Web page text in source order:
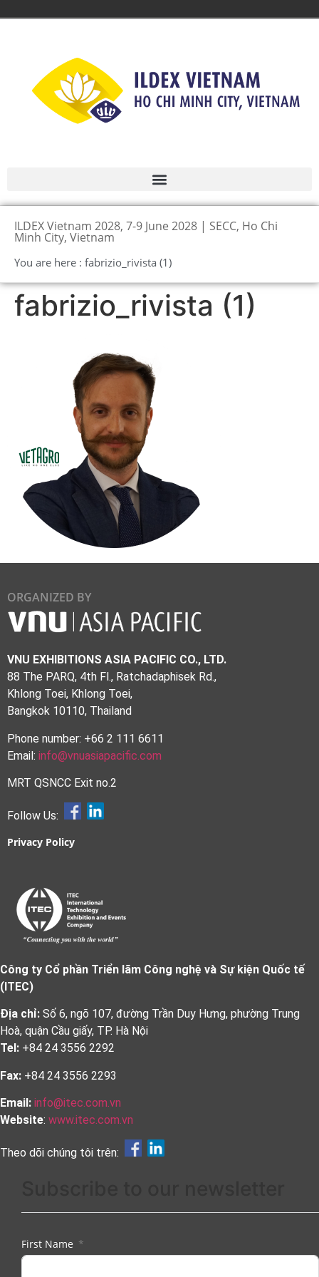
ILDEX Vietnam 2028, 7-9 June 2028 | SECC, Ho Chi
Minh City, Vietnam
You are here : fabrizio_rivista (1)
fabrizio_rivista (1)
ORGANIZED BY
VNU EXHIBITIONS ASIA PACIFIC CO., LTD.
88 The PARQ, 4th Fl., Ratchadaphisek Rd.,
Khlong Toei, Khlong Toei,
Bangkok 10110, Thailand
Phone number: +66 2 111 6611
Email: info@vnuasiapacific.com
MRT QSNCC Exit no.2
Follow Us:
Privacy Policy
Công ty Cổ phần Triển lãm Công nghệ và Sự kiện Quốc tế
(ITEC)
Địa chỉ: Số 6, ngõ 107, đường Trần Duy Hưng, phường Trung
Hoà, quận Cầu giấy, TP. Hà Nội
Tel: +84 24 3556 2292
Fax: +84 24 3556 2293
Email: info@itec.com.vn
Website: www.itec.com.vn
Theo dõi chúng tôi trên:
First Name